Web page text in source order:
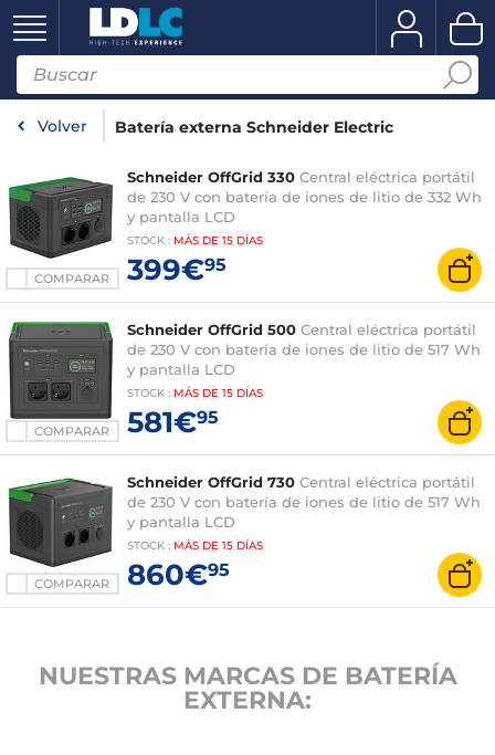
Volver Batería externa Schneider Electric
COMPARAR
Schneider OffGrid 330 Central eléctrica portátil
de 230 V con batería de iones de litio de 332 Wh
y pantalla LCD
STOCK : MÁS DE 15 DÍAS
399€95
COMPARAR
Schneider OffGrid 500 Central eléctrica portátil
de 230 V con batería de iones de litio de 517 Wh
y pantalla LCD
STOCK : MÁS DE 15 DÍAS
581€95
COMPARAR
Schneider OffGrid 730 Central eléctrica portátil
de 230 V con batería de iones de litio de 517 Wh
y pantalla LCD
STOCK : MÁS DE 15 DÍAS
860€95
NUESTRAS MARCAS DE BATERÍA
EXTERNA: